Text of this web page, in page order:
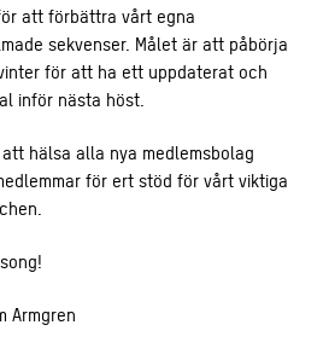
att förbättra vårt egna
sekvenser. Målet är att påbörja
för att ha ett uppdaterat och
inför nästa höst.
hälsa alla nya medlemsbolag
för ert stöd för vårt viktiga
Armgren